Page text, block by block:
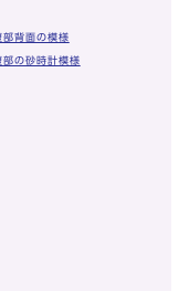
背面の模様
の砂時計模様